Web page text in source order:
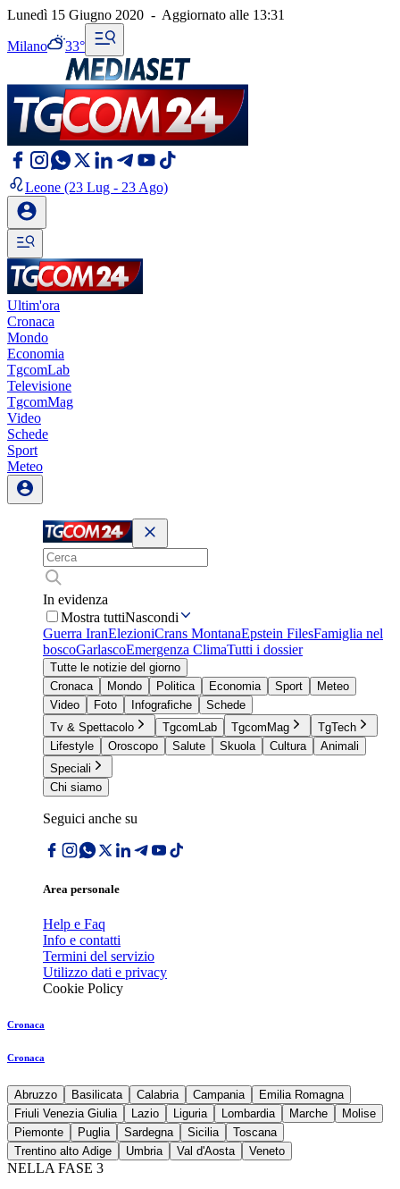
Lunedì 15 Giugno 2020 - Aggiornato alle 13:31
Milano 33°
Leone (23 Lug - 23 Ago)
Ultim'ora
Cronaca
Mondo
Economia
TgcomLab
Televisione
TgcomMag
Video
Schede
Sport
Meteo
In evidenza
Mostra tuttiNascondi
Guerra IranElezioniCrans MontanaEpstein FilesFamiglia nel
boscoGarlascoEmergenza ClimaTutti i dossier
Tutte le notizie del giorno
Cronaca
Mondo Politica Economia Sport
Meteo
Video
Foto Infografiche
Schede
Tv & Spettacolo
TgcomLab TgcomMag
TgTech
Lifestyle
Oroscopo Salute Skuola Cultura
Animali
Speciali
Chi siamo
Seguici anche su
Area personale
Help e Faq
Info e contatti
Termini del servizio
Utilizzo dati e privacy
Cookie Policy
Cronaca
Cronaca
Abruzzo Basilicata Calabria Campania
Emilia Romagna
Friuli Venezia Giulia
Lazio Liguria Lombardia Marche
Molise
Piemonte
Puglia Sardegna Sicilia
Toscana
Trentino alto Adige
Umbria Val d'Aosta Veneto
NELLA FASE 3